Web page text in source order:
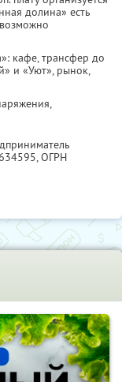
долина» есть
кафе, трансфер до
и «Уют», рынок,
, ОГРН